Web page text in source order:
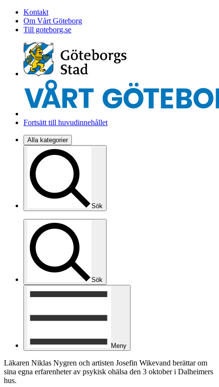
Kontakt
Om Vårt Göteborg
Till goteborg.se
Fortsätt till huvudinnehållet
Alla kategorier
Sök
Sök
Meny
Läkaren Niklas Nygren och artisten Josefin Wikevand berättar om
sina egna erfarenheter av psykisk ohälsa den 3 oktober i Dalheimers
hus.